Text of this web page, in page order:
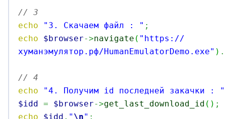
// 3
echo
"3. Скачаем файл : " ;
echo
$browser->navigate ( "https://
хуманэмулятор.рф/HumanEmulatorDemo.exe" ) .
// 4
echo
"4. Получим id последней закачки : "
$idd = $browser->get_last_download_id ( ) ;
echo
$idd . " \n" ;